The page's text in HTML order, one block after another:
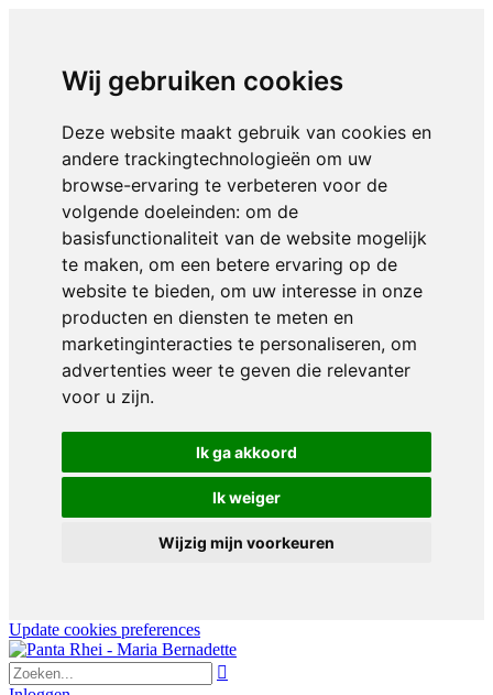
Wij gebruiken cookies
Deze website maakt gebruik van cookies en
andere trackingtechnologieën om uw
browse-ervaring te verbeteren voor de
volgende doeleinden: om de
basisfunctionaliteit van de website mogelijk
te maken, om een betere ervaring op de
website te bieden, om uw interesse in onze
producten en diensten te meten en
marketinginteracties te personaliseren, om
advertenties weer te geven die relevanter
voor u zijn.
Ik ga akkoord
Ik weiger
Wijzig mijn voorkeuren
Update cookies preferences
